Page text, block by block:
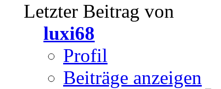
Letzter Beitrag von
luxi68
Profil
Beiträge anzeigen